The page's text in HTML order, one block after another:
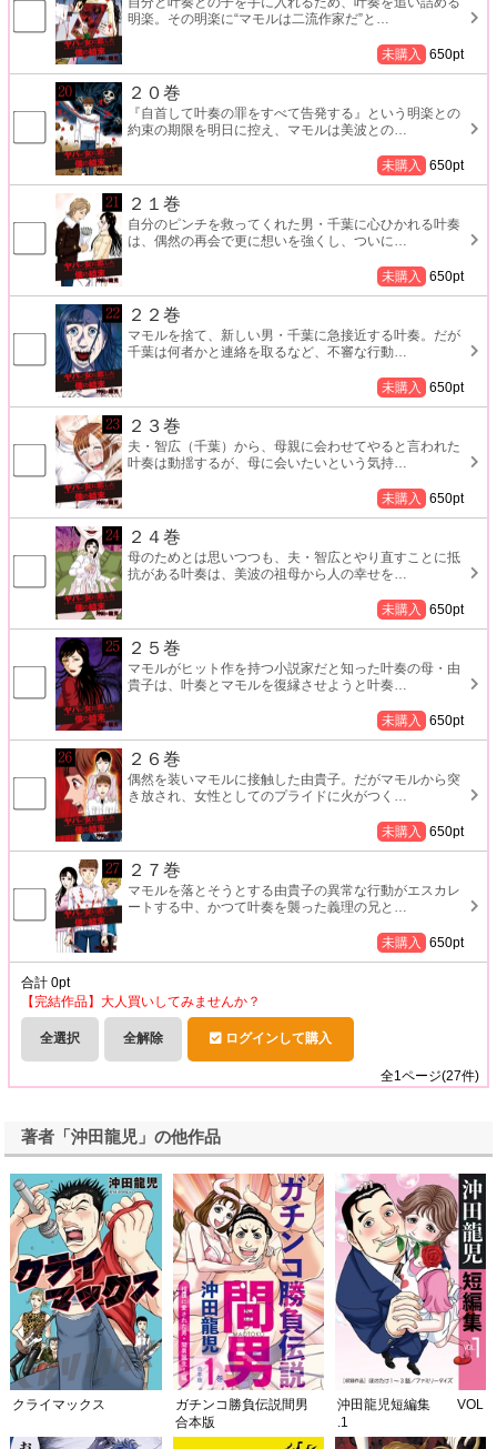
明楽。その明楽に“マモルは二流作家だ”と
未購入 650pt
２０巻
『自首して叶奏の罪をすべて告発する』という明楽との
約束の期限を明日に控え、マモルは美波との
未購入 650pt
２１巻
自分のピンチを救ってくれた男・千葉に心ひかれる叶奏
は、偶然の再会で更に想いを強くし、ついに
未購入 650pt
２２巻
マモルを捨て、新しい男・千葉に急接近する叶奏。だが
千葉は何者かと連絡を取るなど、不審な行動
未購入 650pt
２３巻
夫・智広（千葉）から、母親に会わせてやると言われた
叶奏は動揺するが、母に会いたいという気持
未購入 650pt
２４巻
母のためとは思いつつも、夫・智広とやり直すことに抵
抗がある叶奏は、美波の祖母から人の幸せを
未購入 650pt
２５巻
マモルがヒット作を持つ小説家だと知った叶奏の母・由
貴子は、叶奏とマモルを復縁させようと叶奏
未購入 650pt
２６巻
偶然を装いマモルに接触した由貴子。だがマモルから突
き放され、女性としてのプライドに火がつく
未購入 650pt
２７巻
マモルを落とそうとする由貴子の異常な行動がエスカレ
ートする中、かつて叶奏を襲った義理の兄と
未購入 650pt
合計 0pt
【完結作品】大人買いしてみませんか？
全選択 全解除 ログインして購入
全1 ページ(27件)
著者「沖田龍児」の他作品
クライマックス
ガチンコ勝負伝説間男
合本版
沖田龍児短編集 VOL
.1